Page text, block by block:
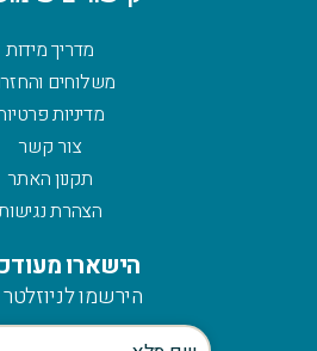
מדריך מידות
משלוחים
מדיניות
צור קשר
תקנון האתר
הצהרת
הישארו
הירשמו